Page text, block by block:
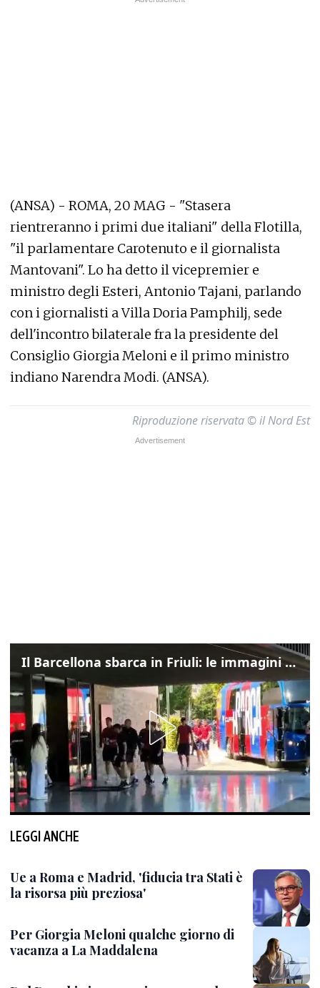
(ANSA) - ROMA, 20 MAG - "Stasera
rientreranno i primi due italiani" della Flotilla,
"il parlamentare Carotenuto e il giornalista
Mantovani". Lo ha detto il vicepremier e
ministro degli Esteri, Antonio Tajani, parlando
con i giornalisti a Villa Doria Pamphilj, sede
dell'incontro bilaterale fra la presidente del
Consiglio Giorgia Meloni e il primo ministro
indiano Narendra Modi. (ANSA).
Riproduzione riservata © il Nord Est
Il Barcellona sbarca in Friuli: le immagini dell'arrivo in albergo
LEGGI ANCHE
Ue a Roma e Madrid, 'fiducia tra Stati è
la risorsa più preziosa'
Per Giorgia Meloni qualche giorno di
vacanza a La Maddalena